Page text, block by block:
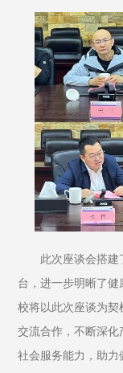
此次座谈会搭
台，进一步明晰了
校将以此次座谈为
交流合作，不断深
社会服务能力，助力